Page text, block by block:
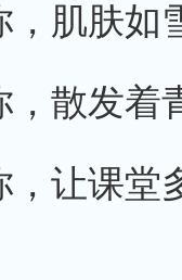
肌肤如
散发着
让课堂